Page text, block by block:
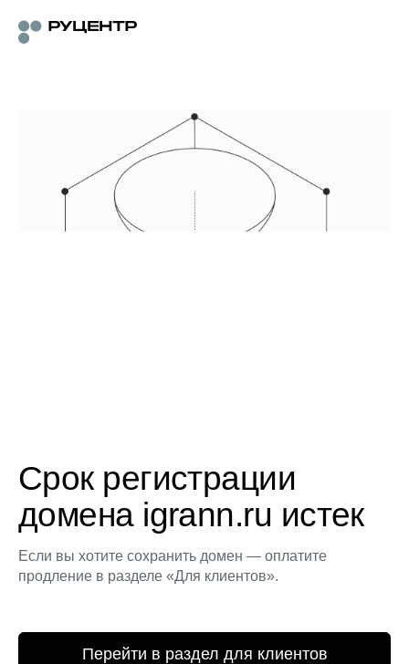
Срок регистрации
домена igrann.ru истек
Если вы хотите сохранить домен — оплатите
продление в разделе «Для клиентов».
Перейти в раздел для клиентов